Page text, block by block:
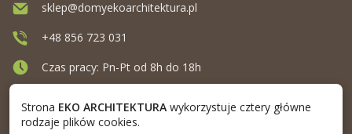
sklep@domyekoarchitektura.pl
+48 856 723 031
Czas pracy: Pn-Pt od 8h do 18h
Strona EKO ARCHITEKTURAwykorzystuje cztery główne
rodzaje plików cookies.